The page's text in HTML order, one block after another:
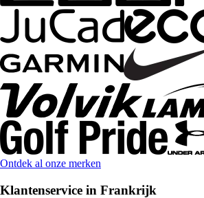
Ontdek al onze merken
Klantenservice in Frankrijk